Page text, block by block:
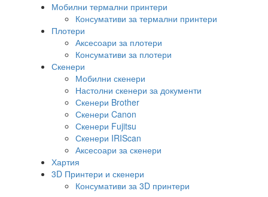
Мобилни термални принтери
Консумативи за термални принтери
Плотери
Аксесоари за плотери
Консумативи за плотери
Скенери
Мобилни скенери
Настолни скенери за документи
Скенери Brother
Скенери Canon
Скенери Fujitsu
Скенери IRIScan
Аксесоари за скенери
Хартия
3D Принтери и скенери
Консумативи за 3D принтери